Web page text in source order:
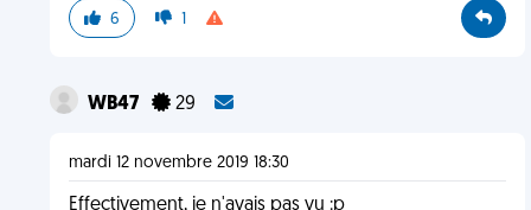
6 1
WB47 29
mardi 12 novembre 2019 18:30
Effectivement, je n'avais pas vu :p